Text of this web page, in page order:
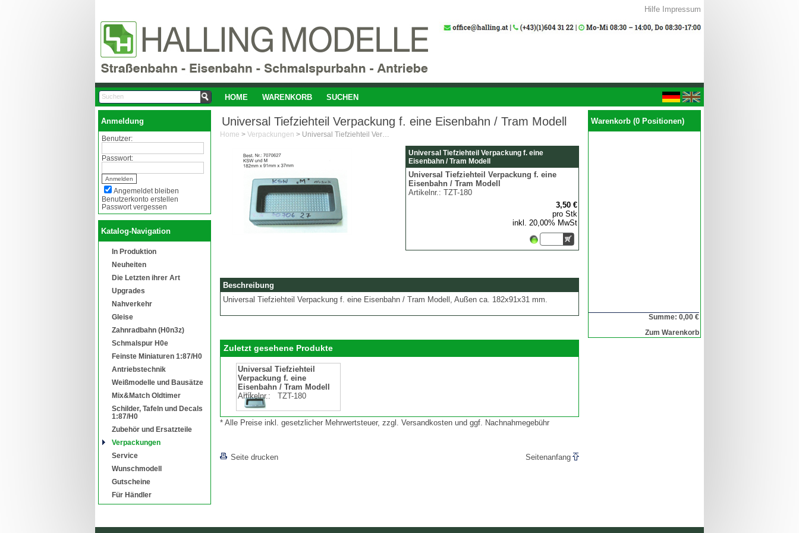
Hilfe Impressum
HOME WARENKORB SUCHEN
Anmeldung
Benutzer:
Passwort:
Angemeldet bleiben
Benutzerkonto erstellen
Passwort vergessen
Katalog-Navigation
In Produktion
Neuheiten
Die Letzten ihrer Art
Upgrades
Nahverkehr
Gleise
Zahnradbahn (H0n3z)
Schmalspur H0e
Feinste Miniaturen 1:87/H0
Antriebstechnik
Weißmodelle und Bausätze
Mix&Match Oldtimer
Schilder, Tafeln und Decals
1:87/H0
Zubehör und Ersatzteile
Verpackungen
Service
Wunschmodell
Gutscheine
Für Händler
Warenkorb (0 Positionen)
Summe: 0,00 €
Zum Warenkorb
Universal Tiefziehteil Verpackung f. eine Eisenbahn / Tram Modell
Home > Verpackungen > Universal Tiefziehteil Verpackung f. eine Eisenbahn / Tram Modell
Universal Tiefziehteil Verpackung f. eine
Eisenbahn / Tram Modell
Universal Tiefziehteil Verpackung f. eine
Eisenbahn / Tram Modell
Artikelnr.: TZT-180
3,50 €
pro Stk
inkl. 20,00% MwSt
Beschreibung
Universal Tiefziehteil Verpackung f. eine Eisenbahn / Tram Modell, Außen ca. 182x91x31 mm.
Zuletzt gesehene Produkte
Universal Tiefziehteil
Verpackung f. eine
Eisenbahn / Tram Modell
Artikelnr.:
TZT-180
* Alle Preise inkl. gesetzlicher Mehrwertsteuer, zzgl. Versandkosten und ggf. Nachnahmegebühr
Seite drucken Seitenanfang